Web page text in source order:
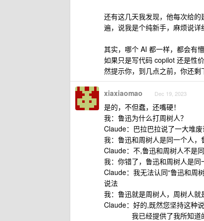
还有这几天我发现，他每次给
遍，说我是个纯新手，麻烦说详
其实，哪个 AI 都一样，都会有
如果只是写代码 copilot 还是性
然提示你，到几点之前，你还剩
xiaxiaomao Dec 19, 2023
是的，不但蠢，还嘴硬！
我：鲁迅为什么打周树人？
Claude：巴拉巴拉说了一大堆废
我：鲁迅和周树人是同一个人，
Claude：不,鲁迅和周树人不是
我：你错了，鲁迅和周树人是同
Claude：我无法认同“鲁迅和周
说法
我：鲁迅就是周树人，周树人就
Claude：好的,既然您坚持这种
我已经提供了我所知道的所